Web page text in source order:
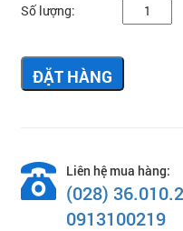
Số lượng:
ĐẶT HÀNG
Liên hệ mua hàng:
(028)
0913100219